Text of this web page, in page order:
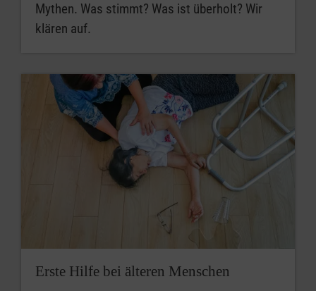
Mythen. Was stimmt? Was ist überholt? Wir
klären auf.
Erste Hilfe bei älteren Menschen